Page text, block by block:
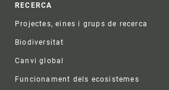
RECERCA
Projectes, eines i grups de recerca
Biodiversitat
Canvi global
Funcionament dels ecosistemes